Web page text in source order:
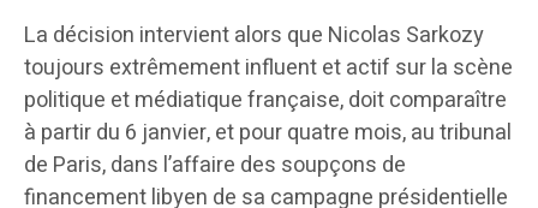
La décision intervient alors que Nicolas Sarkozy
toujours extrêmement influent et actif sur la scène
politique et médiatique française, doit comparaître
à partir du 6 janvier, et pour quatre mois, au tribunal
de Paris, dans l’affaire des soupçons de
financement libyen de sa campagne présidentielle